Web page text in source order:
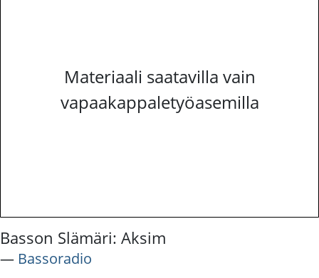
Materiaali saatavilla vain
vapaakappaletyöasemilla
Basson Slämäri: Aksim
― Bassoradio